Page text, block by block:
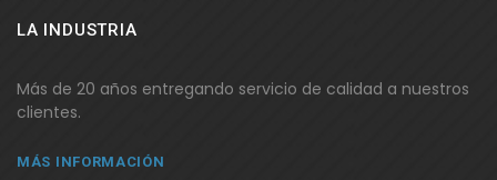
LA INDUSTRIA
Más de 20 años entregando servicio de calidad a nuestros
clientes.
MÁS INFORMACIÓN